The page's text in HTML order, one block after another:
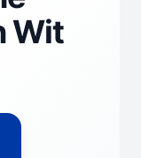
Wit